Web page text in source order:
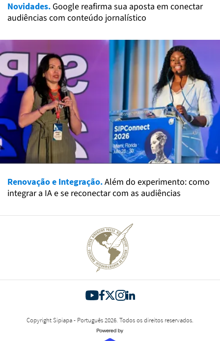
Novidades. Google reafirma sua aposta em conectar
audiências com conteúdo jornalístico
Renovação e Integração.Além do experimento: como
integrar a IA e se reconectar com as audiências
Copyright Sipiapa - Português 2026. Todos os direitos reservados.